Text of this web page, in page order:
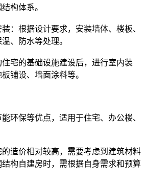
构体系。
：根据设计要求，安装墙体、楼板、
、防水等处理。
宅的基础设施建设后，进行室内装
铺设、墙面涂料等。
环保等优点，适用于住宅、办公楼、
造价相对较高，需要考虑到建筑材料
构自建房时，需根据自身需求和预算